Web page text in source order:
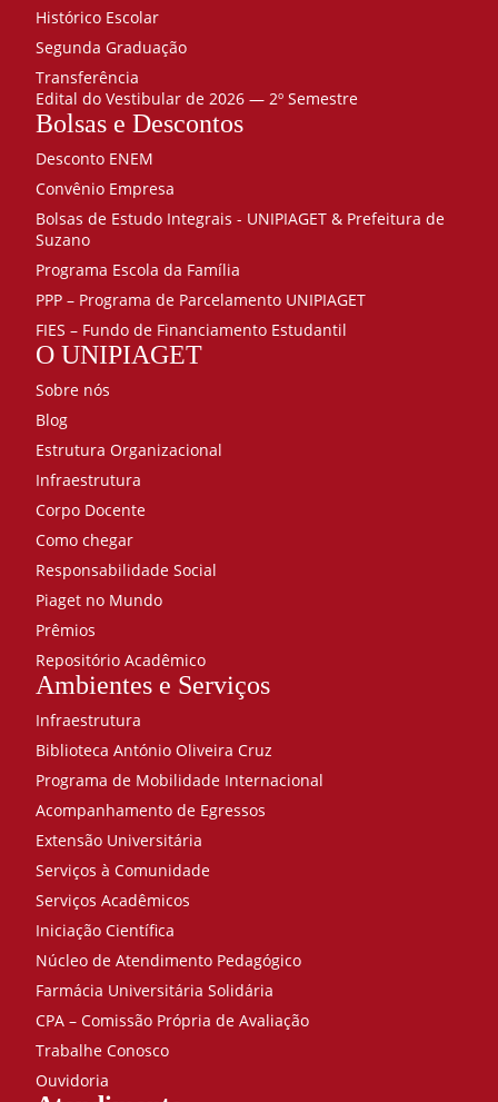
Histórico Escolar
Segunda Graduação
Transferência
Edital do Vestibular de 2026 — 2º Semestre
Bolsas e Descontos
Desconto ENEM
Convênio Empresa
Bolsas de Estudo Integrais - UNIPIAGET & Prefeitura de
Suzano
Programa Escola da Família
PPP – Programa de Parcelamento UNIPIAGET
FIES – Fundo de Financiamento Estudantil
O UNIPIAGET
Sobre nós
Blog
Estrutura Organizacional
Infraestrutura
Corpo Docente
Como chegar
Responsabilidade Social
Piaget no Mundo
Prêmios
Repositório Acadêmico
Ambientes e Serviços
Infraestrutura
Biblioteca António Oliveira Cruz
Programa de Mobilidade Internacional
Acompanhamento de Egressos
Extensão Universitária
Serviços à Comunidade
Serviços Acadêmicos
Iniciação Científica
Núcleo de Atendimento Pedagógico
Farmácia Universitária Solidária
CPA – Comissão Própria de Avaliação
Trabalhe Conosco
Ouvidoria